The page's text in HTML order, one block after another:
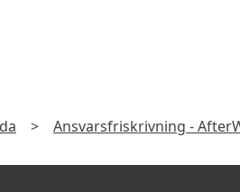
> Ansvarsfriskrivning -